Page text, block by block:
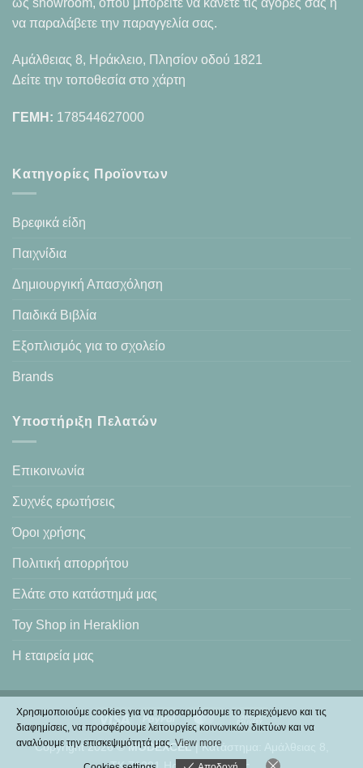
να παραλάβετε την παραγγελία σας.
Αμάλθειας 8, Ηράκλειο, Πλησίον οδού 1821
Δείτε την τοποθεσία στο χάρτη
ΓΕΜΗ: 178544627000
Κατηγορίες Προϊοντων
Βρεφικά είδη
Παιχνίδια
Δημιουργική Απασχόληση
Παιδικά Βιβλία
Εξοπλισμός για το σχολείο
Brands
Υποστήριξη Πελατών
Επικοινωνία
Συχνές ερωτήσεις
Όροι χρήσης
Πολιτική απορρήτου
Ελάτε στο κατάστημά μας
Toy Shop in Heraklion
Η εταιρεία μας
Visa PayPal MasterCard
Cash
Copyright 2026 ©MODEXCEL| Κατάστημα: Αμάλθειας 8,
Χρησιμοποιούμε cookies για να προσαρμόσουμε το περιεχόμενο και τις
διαφημίσεις, να προσφέρουμε λειτουργίες κοινωνικών δικτύων και να
αναλύουμε την επισκεψιμότητά μας. View more